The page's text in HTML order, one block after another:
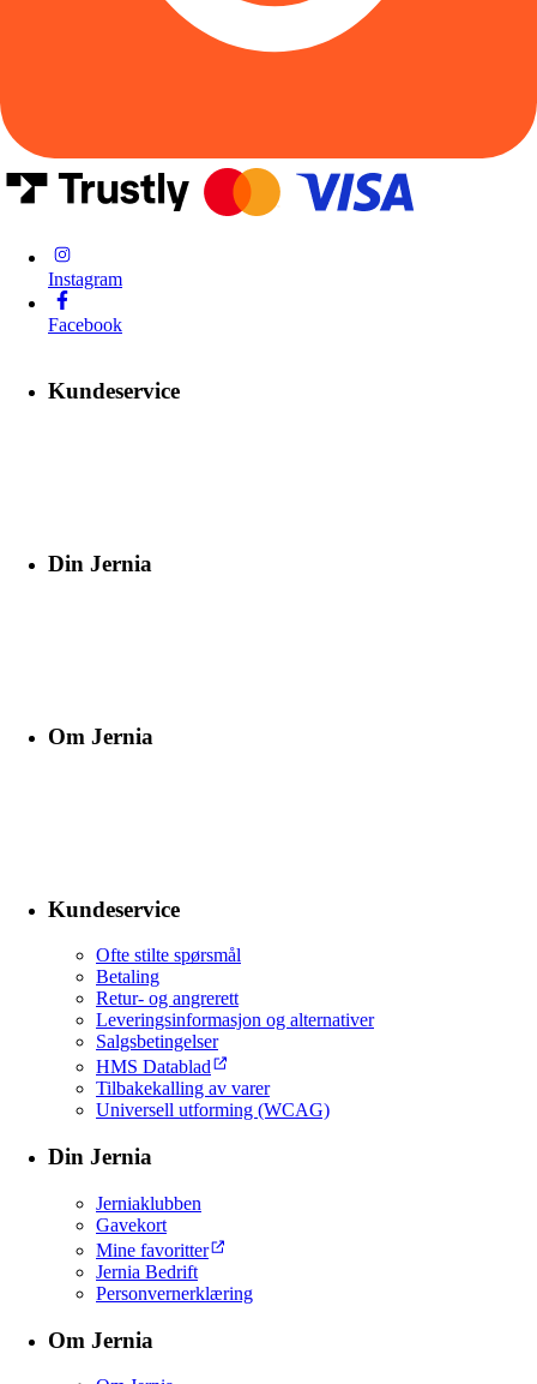
Instagram
Facebook
Kundeservice
Din Jernia
Om Jernia
Kundeservice
Ofte stilte spørsmål
Betaling
Retur- og angrerett
Leveringsinformasjon og alternativer
Salgsbetingelser
HMS Datablad
Tilbakekalling av varer
Universell utforming (WCAG)
Din Jernia
Jerniaklubben
Gavekort
Mine favoritter
Jernia Bedrift
Personvernerklæring
Om Jernia